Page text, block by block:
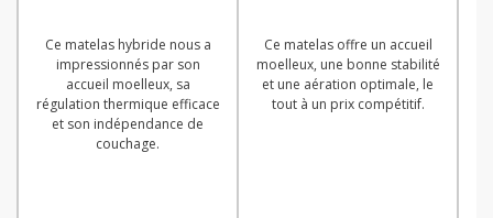
Ce matelas hybride nous a
impressionnés par son
accueil moelleux, sa
régulation thermique efficace
et son indépendance de
couchage.
Ce matelas offre un accueil
moelleux, une bonne stabilité
et une aération optimale, le
tout à un prix compétitif.